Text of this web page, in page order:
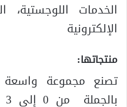
الخدمات اللوجستية،
الإلكترونية
منتجاتها:
تصنع مجموعة